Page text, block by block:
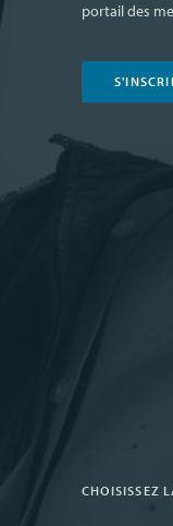
portail des
CHOISISSEZ